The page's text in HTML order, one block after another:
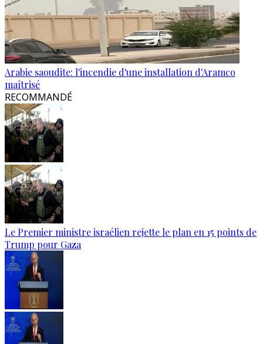
Arabie saoudite: l'incendie d'une installation d'Aramco
maîtrisé
RECOMMANDÉ
Le Premier ministre israélien rejette le plan en 15 points de
Trump pour Gaza